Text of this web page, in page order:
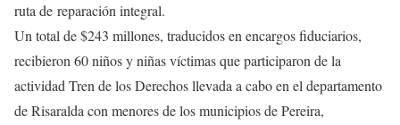
ruta de reparación integral.
Un total de $243 millones, traducidos en encargos fiduciarios,
recibieron 60 niños y niñas víctimas que participaron de la
actividad Tren de los Derechos llevada a cabo en el departamento
de Risaralda con menores de los municipios de Pereira,